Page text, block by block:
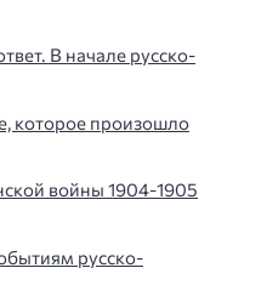
В начале русско-
которое произошло
войны 1904-1905
русско-